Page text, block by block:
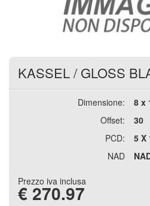
KASSEL/ GLOSS
Dimensione:
8 x
Offset:
30
PCD:
5 X
NAD
Prezzo iva inclusa
€ 270.97